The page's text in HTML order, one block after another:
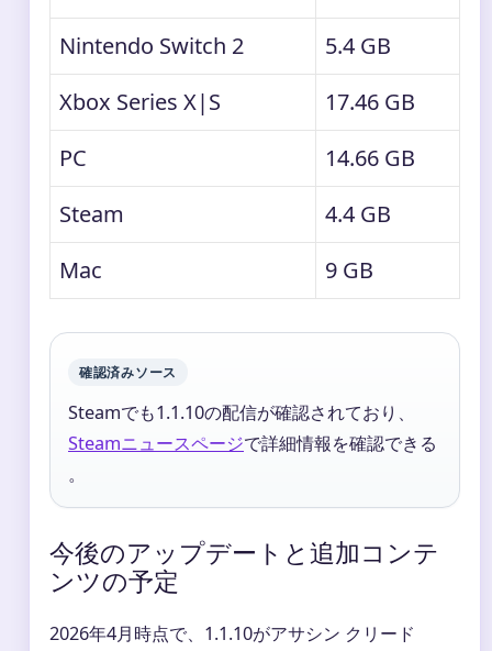
Nintendo Switch 2
5.4 GB
Xbox Series X|S
17.46 GB
PC
14.66 GB
Steam
4.4 GB
Mac
9 GB
確認済みソース
Steamでも1.1.10の配信が確認されており、
Steamニュースページで詳細情報を確認できる
。
今後のアップデートと追加コンテ
ンツの予定
2026年4月時点で、1.1.10がアサシン クリード